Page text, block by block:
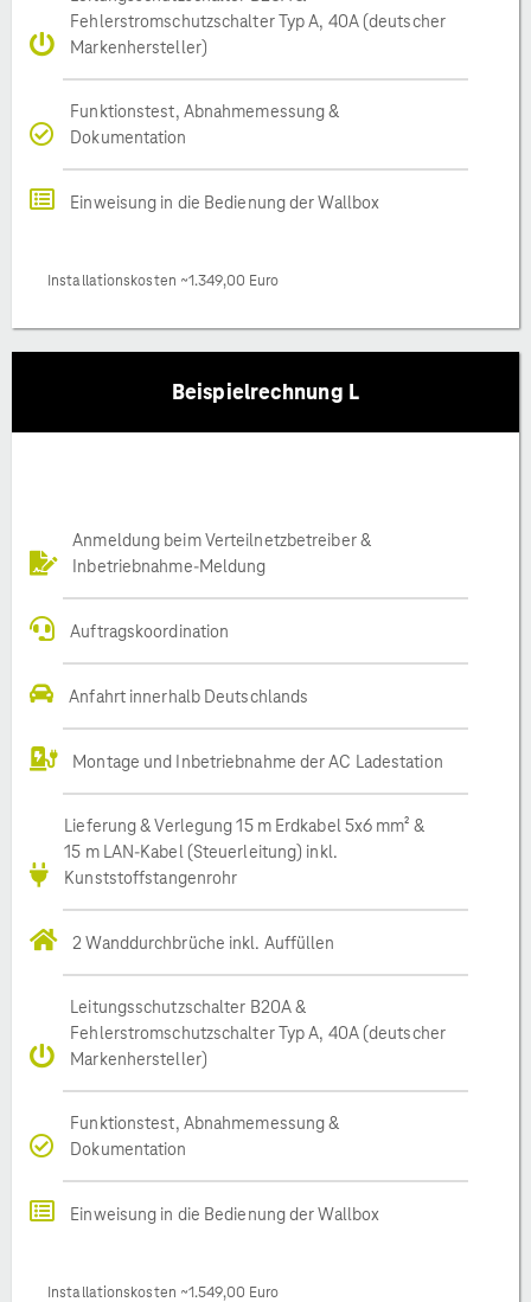
Fehlerstromschutzschalter Typ A, 40A (deutscher
Markenhersteller)
Funktionstest, Abnahmemessung &
Dokumentation
Einweisung in die Bedienung der Wallbox
Installationskosten ~1.349,00 Euro
Beispielrechnung L
Anmeldung beim Verteilnetzbetreiber &
Inbetriebnahme-Meldung
Auftragskoordination
Anfahrt innerhalb Deutschlands
Montage und Inbetriebnahme der AC Ladestation
Lieferung & Verlegung 15 m Erdkabel 5x6 mm² &
15 m LAN-Kabel (Steuerleitung) inkl.
Kunststoffstangenrohr
2 Wanddurchbrüche inkl. Auffüllen
Leitungsschutzschalter B20A &
Fehlerstromschutzschalter Typ A, 40A (deutscher
Markenhersteller)
Funktionstest, Abnahmemessung &
Dokumentation
Einweisung in die Bedienung der Wallbox
Installationskosten ~1.549,00 Euro